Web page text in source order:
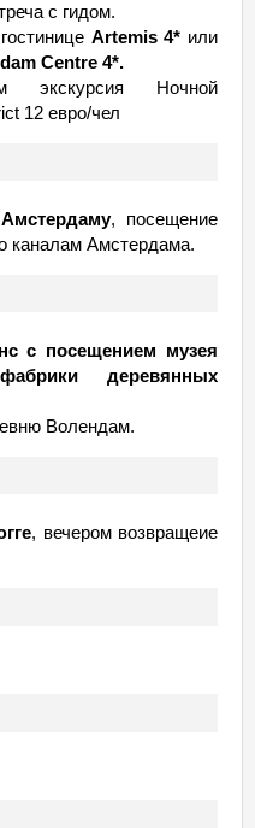
с гидом.
Artemis 4* или
Centre 4*.
экскурсия Ночной
12 евро/чел
, посещение
каналам Амстердама.
с посещением музея
деревянных
Волендам.
, вечером возвращеие